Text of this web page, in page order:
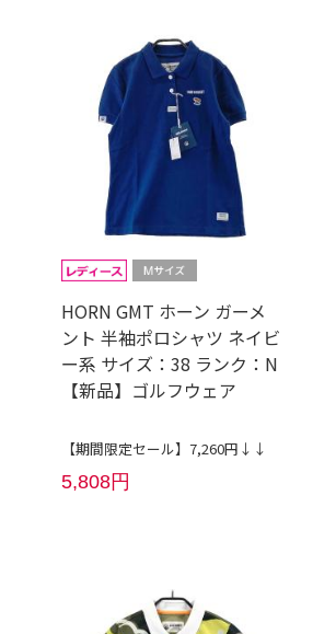
HORN GMT ホーン ガーメ
ント 半袖ポロシャツ ネイビ
ー系 サイズ：38 ランク：N
【新品】ゴルフウェア
【期間限定セール】7,260円↓↓
5,808円